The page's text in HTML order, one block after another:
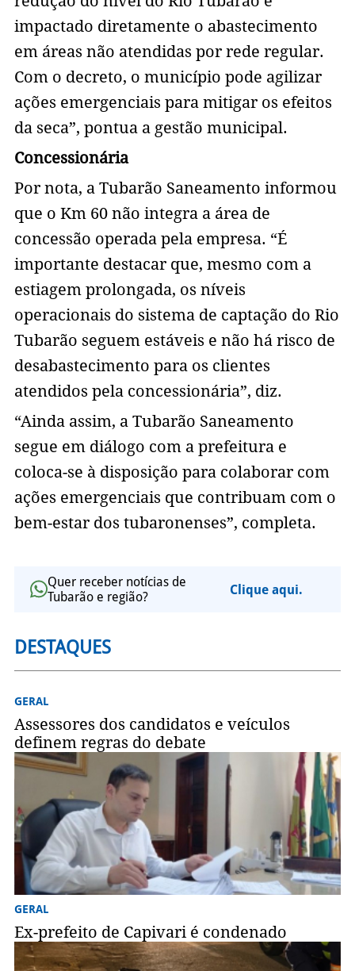
impactado diretamente o abastecimento
em áreas não atendidas por rede regular.
Com o decreto, o município pode agilizar
ações emergenciais para mitigar os efeitos
da seca”, pontua a gestão municipal.
Concessionária
Por nota, a Tubarão Saneamento informou
que o Km 60 não integra a área de
concessão operada pela empresa. “É
importante destacar que, mesmo com a
estiagem prolongada, os níveis
operacionais do sistema de captação do Rio
Tubarão seguem estáveis e não há risco de
desabastecimento para os clientes
atendidos pela concessionária”, diz.
“Ainda assim, a Tubarão Saneamento
segue em diálogo com a prefeitura e
coloca-se à disposição para colaborar com
ações emergenciais que contribuam com o
bem-estar dos tubaronenses”, completa.
Quer receber notícias de
Tubarão e região?
Clique aqui.
DESTAQUES
GERAL
Assessores dos candidatos e veículos
definem regras do debate
GERAL
Ex-prefeito de Capivari é condenado